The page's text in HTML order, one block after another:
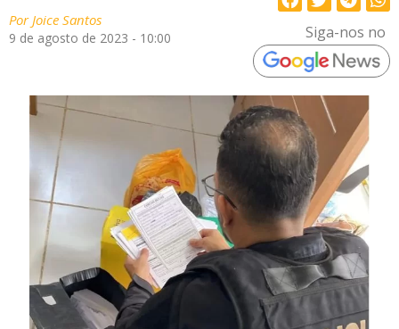
PorJoice Santos
9 de agosto de 2023 - 10:00 Siga-nos no